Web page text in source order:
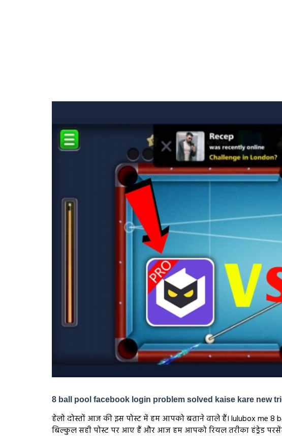
8 ball pool facebook login problem solved kaise kare new
हेलो दोस्तों आज की इस पोस्ट में हम आपको बताने वाले हैं। lulubox me
बिल्कुल सही पोस्ट पर आए हैं और आज हम आपको रियल तरीका हंड्रेड